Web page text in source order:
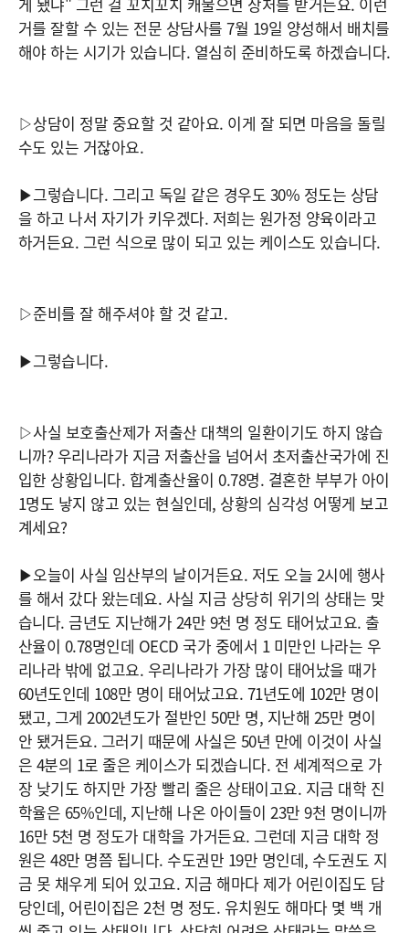
거를 잘할 수 있는 전문 상담사를 7월 19일 양성해서 배치를
해야 하는 시기가 있습니다. 열심히 준비하도록 하겠습니다.
▷상담이 정말 중요할 것 같아요. 이게 잘 되면 마음을 돌릴
수도 있는 거잖아요.
▶그렇습니다. 그리고 독일 같은 경우도 30% 정도는 상담
을 하고 나서 자기가 키우겠다. 저희는 원가정 양육이라고
하거든요. 그런 식으로 많이 되고 있는 케이스도 있습니다.
▷준비를 잘 해주셔야 할 것 같고.
▶그렇습니다.
▷사실 보호출산제가 저출산 대책의 일환이기도 하지 않습
니까? 우리나라가 지금 저출산을 넘어서 초저출산국가에 진
입한 상황입니다. 합계출산율이 0.78명. 결혼한 부부가 아이
1명도 낳지 않고 있는 현실인데, 상황의 심각성 어떻게 보고
계세요?
▶오늘이 사실 임산부의 날이거든요. 저도 오늘 2시에 행사
를 해서 갔다 왔는데요. 사실 지금 상당히 위기의 상태는 맞
습니다. 금년도 지난해가 24만 9천 명 정도 태어났고요. 출
산율이 0.78명인데 OECD 국가 중에서 1 미만인 나라는 우
리나라 밖에 없고요. 우리나라가 가장 많이 태어났을 때가
60년도인데 108만 명이 태어났고요. 71년도에 102만 명이
됐고, 그게 2002년도가 절반인 50만 명, 지난해 25만 명이
안 됐거든요. 그러기 때문에 사실은 50년 만에 이것이 사실
은 4분의 1로 줄은 케이스가 되겠습니다. 전 세계적으로 가
장 낮기도 하지만 가장 빨리 줄은 상태이고요. 지금 대학 진
학율은 65%인데, 지난해 나온 아이들이 23만 9천 명이니까
16만 5천 명 정도가 대학을 가거든요. 그런데 지금 대학 정
원은 48만 명쯤 됩니다. 수도권만 19만 명인데, 수도권도 지
금 못 채우게 되어 있고요. 지금 해마다 제가 어린이집도 담
당인데, 어린이집은 2천 명 정도. 유치원도 해마다 몇 백 개